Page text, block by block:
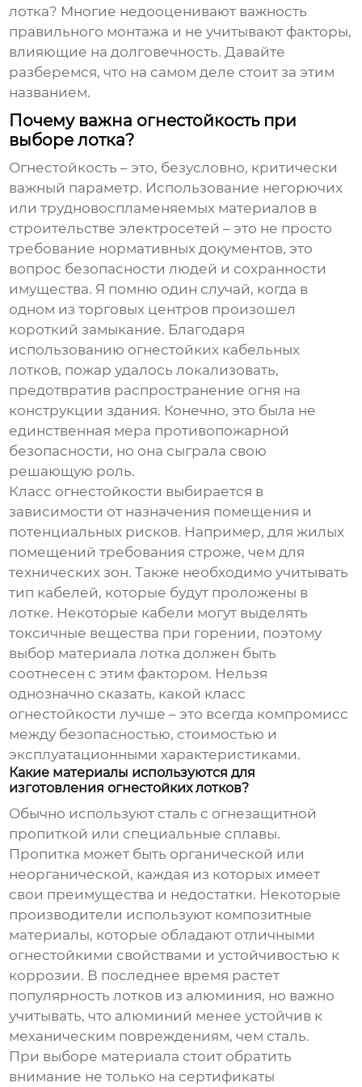
лотка? Многие недооценивают важность
правильного монтажа и не учитывают факторы,
влияющие на долговечность. Давайте
разберемся, что на самом деле стоит за этим
названием.
Почему важна огнестойкость при
выборе лотка?
Огнестойкость – это, безусловно, критически
важный параметр. Использование негорючих
или трудновоспламеняемых материалов в
строительстве электросетей – это не просто
требование нормативных документов, это
вопрос безопасности людей и сохранности
имущества. Я помню один случай, когда в
одном из торговых центров произошел
короткий замыкание. Благодаря
использованию огнестойких кабельных
лотков, пожар удалось локализовать,
предотвратив распространение огня на
конструкции здания. Конечно, это была не
единственная мера противопожарной
безопасности, но она сыграла свою
решающую роль.
Класс огнестойкости выбирается в
зависимости от назначения помещения и
потенциальных рисков. Например, для жилых
помещений требования строже, чем для
технических зон. Также необходимо учитывать
тип кабелей, которые будут проложены в
лотке. Некоторые кабели могут выделять
токсичные вещества при горении, поэтому
выбор материала лотка должен быть
соотнесен с этим фактором. Нельзя
однозначно сказать, какой класс
огнестойкости лучше – это всегда компромисс
между безопасностью, стоимостью и
эксплуатационными характеристиками.
Какие материалы используются для
изготовления огнестойких лотков?
Обычно используют сталь с огнезащитной
пропиткой или специальные сплавы.
Пропитка может быть органической или
неорганической, каждая из которых имеет
свои преимущества и недостатки. Некоторые
производители используют композитные
материалы, которые обладают отличными
огнестойкими свойствами и устойчивостью к
коррозии. В последнее время растет
популярность лотков из алюминия, но важно
учитывать, что алюминий менее устойчив к
механическим повреждениям, чем сталь.
При выборе материала стоит обратить
внимание не только на сертификаты